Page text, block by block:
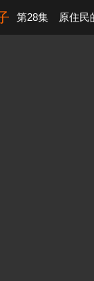
第28集 原住民